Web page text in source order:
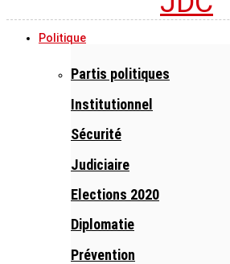
Politique
Partis politiques
Institutionnel
Sécurité
Judiciaire
Elections 2020
Diplomatie
Prévention